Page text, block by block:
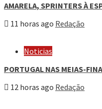
AMARELA, SPRINTERS À
11 horas ago Redação
Noticias
PORTUGAL NAS MEIAS-
12 horas ago Redação